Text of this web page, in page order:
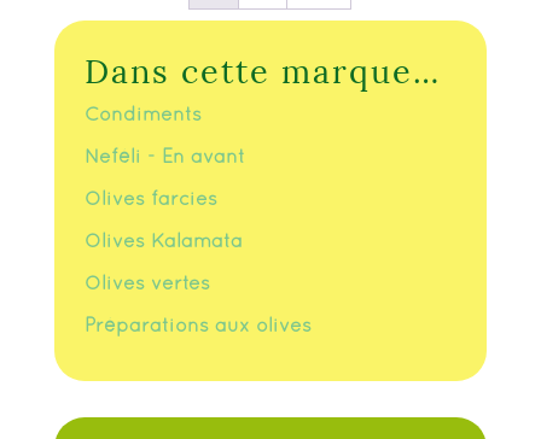
Dans cette marque…
Condiments
Neféli - En avant
Olives farcies
Olives Kalamata
Olives vertes
Préparations aux olives